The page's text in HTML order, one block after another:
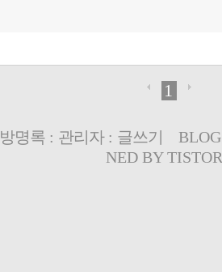
1
방명록: 관리자: 글쓰기
NED BY